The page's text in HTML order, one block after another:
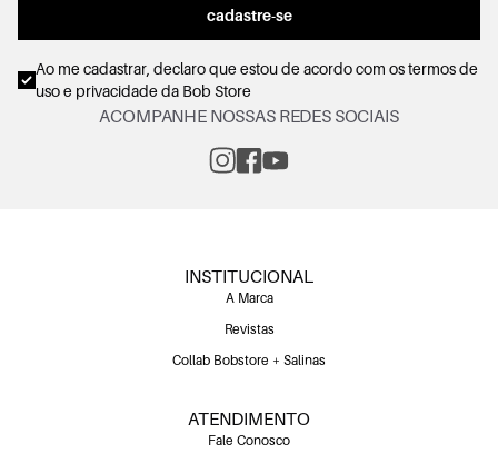
cadastre-se
Ao me cadastrar, declaro que estou de acordo com ostermos de
uso e privacidadeda Bob Store
ACOMPANHE NOSSAS REDES SOCIAIS
INSTITUCIONAL
A Marca
Revistas
Collab Bobstore + Salinas
ATENDIMENTO
Fale Conosco